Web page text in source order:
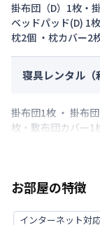
掛布団（D）1枚・
ベッドパッド(D) 1
枕2個 ・枕カバー2
寝具レンタル（
掛布団1枚 ・ 掛布
枚・敷布団カバー1
お部屋の特徴
インターネット対